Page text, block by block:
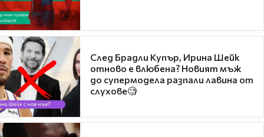
След Брадли Купър, Ирина Шейк
отново е влюбена? Новият мъж
до супермодела разпали лавина от
слухове🧐